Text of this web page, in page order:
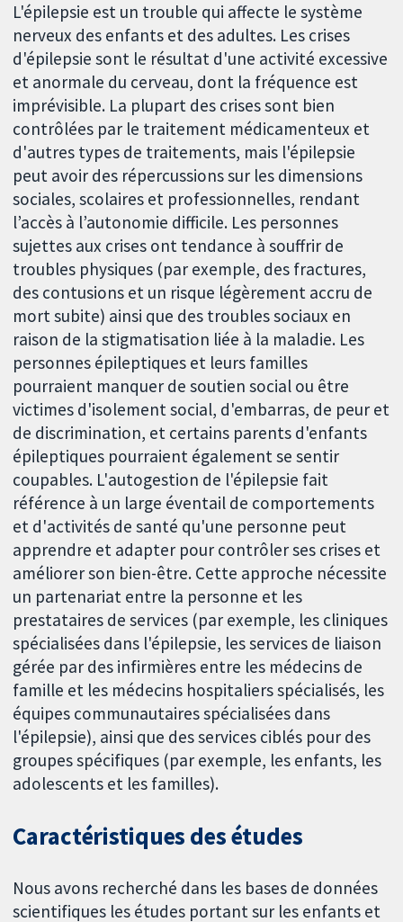
L'épilepsie est un trouble qui affecte le système
nerveux des enfants et des adultes. Les crises
d'épilepsie sont le résultat d'une activité excessive
et anormale du cerveau, dont la fréquence est
imprévisible. La plupart des crises sont bien
contrôlées par le traitement médicamenteux et
d'autres types de traitements, mais l'épilepsie
peut avoir des répercussions sur les dimensions
sociales, scolaires et professionnelles, rendant
l’accès à l’autonomie difficile. Les personnes
sujettes aux crises ont tendance à souffrir de
troubles physiques (par exemple, des fractures,
des contusions et un risque légèrement accru de
mort subite) ainsi que des troubles sociaux en
raison de la stigmatisation liée à la maladie. Les
personnes épileptiques et leurs familles
pourraient manquer de soutien social ou être
victimes d'isolement social, d'embarras, de peur et
de discrimination, et certains parents d'enfants
épileptiques pourraient également se sentir
coupables. L'autogestion de l'épilepsie fait
référence à un large éventail de comportements
et d'activités de santé qu'une personne peut
apprendre et adapter pour contrôler ses crises et
améliorer son bien-être. Cette approche nécessite
un partenariat entre la personne et les
prestataires de services (par exemple, les cliniques
spécialisées dans l'épilepsie, les services de liaison
gérée par des infirmières entre les médecins de
famille et les médecins hospitaliers spécialisés, les
équipes communautaires spécialisées dans
l'épilepsie), ainsi que des services ciblés pour des
groupes spécifiques (par exemple, les enfants, les
adolescents et les familles).
Caractéristiques des études
Nous avons recherché dans les bases de données
scientifiques les études portant sur les enfants et